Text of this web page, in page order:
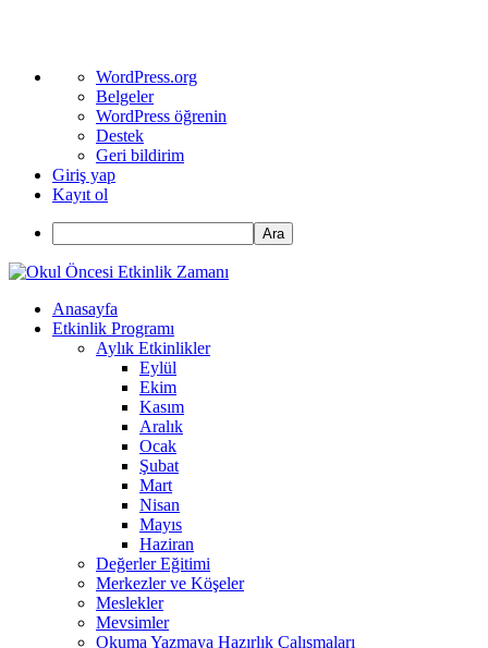
WordPress
hakkında
WordPress.org
Belgeler
WordPress öğrenin
Destek
Geri bildirim
Giriş yap
Kayıt ol
Ara
Anasayfa
Etkinlik Programı
Aylık Etkinlikler
Eylül
Ekim
Kasım
Aralık
Ocak
Şubat
Mart
Nisan
Mayıs
Haziran
Değerler Eğitimi
Merkezler ve Köşeler
Meslekler
Mevsimler
Okuma Yazmaya Hazırlık Çalışmaları